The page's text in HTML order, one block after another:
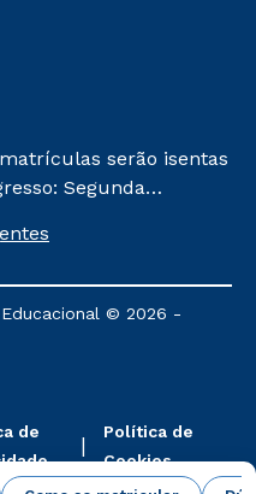
serão isentas
Segunda
matrícula será de R$
cursos: Ensino
e Metodologia
Atuais.
© 2026 -
de
Política de
Cookies